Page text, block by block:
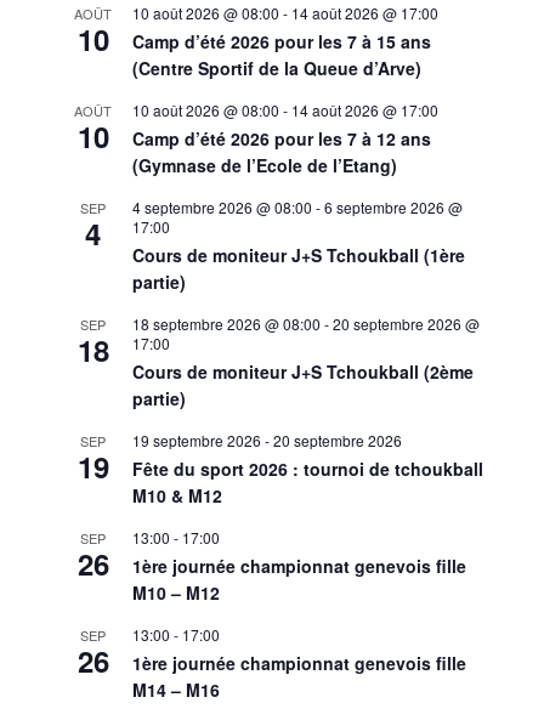
AOÛT
10
10 août 2026 @ 08:00 - 14 août 2026 @ 17:00
Camp d’été 2026 pour les 7 à 15 ans
(Centre Sportif de la Queue d’Arve)
AOÛT
10
10 août 2026 @ 08:00 - 14 août 2026 @ 17:00
Camp d’été 2026 pour les 7 à 12 ans
(Gymnase de l’Ecole de l’Etang)
SEP
4
4 septembre 2026 @ 08:00 -6 septembre 2026 @
17:00
Cours de moniteur J+S Tchoukball (1ère
partie)
SEP
18
18 septembre 2026 @ 08:00 -20 septembre 2026 @
17:00
Cours de moniteur J+S Tchoukball (2ème
partie)
SEP
19
19 septembre 2026 -20 septembre 2026
Fête du sport 2026 : tournoi de tchoukball
M10 & M12
SEP
26
13:00 - 17:00
1ère journée championnat genevois fille
M10 – M12
SEP
26
13:00 - 17:00
1ère journée championnat genevois fille
M14 – M16